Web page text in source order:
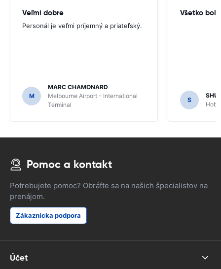
Veľmi dobre
Personál je veľmi príjemný a priateľský.
M
MARC CHAMONARD
Melbourne Airport - International
Terminal
Všetko
S
Pomoc a kontakt
Potrebujete pomoc? Obráťte sa na našich špecialistov na
prenájom.
Zákaznícka podpora
Účet